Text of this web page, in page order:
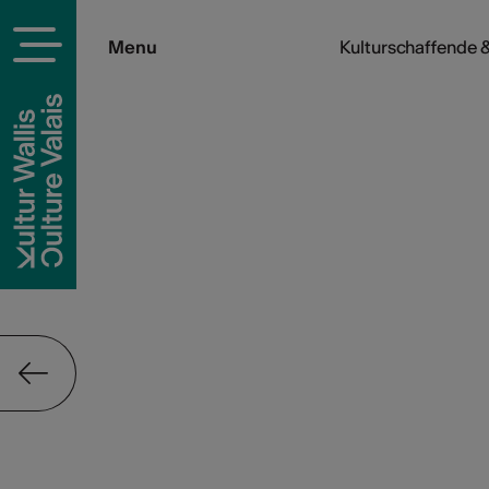
Menu Kulturschaffende